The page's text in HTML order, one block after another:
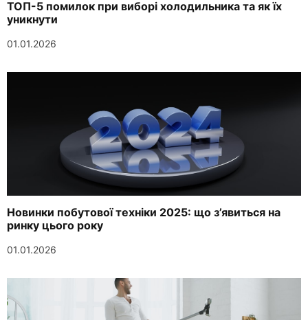
ТОП-5 помилок при виборі холодильника та як їх
уникнути
01.01.2026
Новинки побутової техніки 2025: що з’явиться на
ринку цього року
01.01.2026